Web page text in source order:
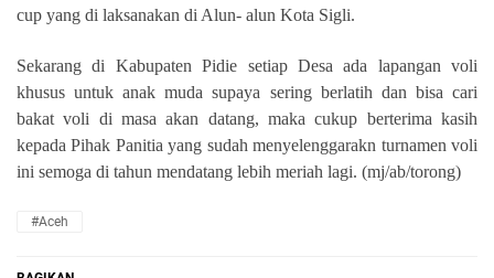
cup yang di laksanakan di Alun- alun Kota Sigli.
Sekarang di Kabupaten Pidie setiap Desa ada lapangan voli
khusus untuk anak muda supaya sering berlatih dan bisa cari
bakat voli di masa akan datang, maka cukup berterima kasih
kepada Pihak Panitia yang sudah menyelenggarakn turnamen voli
ini semoga di tahun mendatang lebih meriah lagi. (mj/ab/torong)
#Aceh